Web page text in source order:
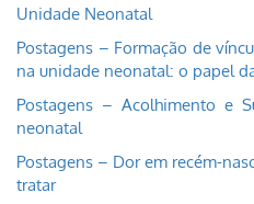
Unidade Neonatal
Postagens – Formação de
na unidade neonatal: o papel
Postagens – Acolhimento e
neonatal
Postagens – Dor em recém-
tratar